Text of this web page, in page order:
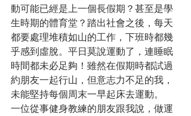
動可能已經是上一個長假期？甚至是學
生時期的體育堂？踏出社會之後，每天
都要處理堆積如山的工作，下班時都幾
乎感到虛脫。平日莫說運動了，連睡眠
時間都未必足夠！雖然在假期時都試過
約朋友一起行山，但意志力不足的我，
未能堅持每個周末一早起床去運動。
一位從事健身教練的朋友跟我說，做運